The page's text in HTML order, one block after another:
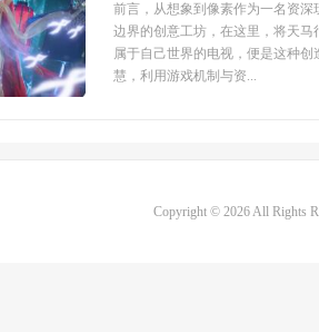
前言，从想象到像素作为一名资
边界的创意工坊，在这里，将天
属于自己世界的电视，便是这种
慧，利用游戏机制与资...
Copyright © 2026 All Rights